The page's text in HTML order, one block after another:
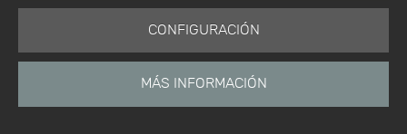
CONFIGURACIÓN
MÁS INFORMACIÓN